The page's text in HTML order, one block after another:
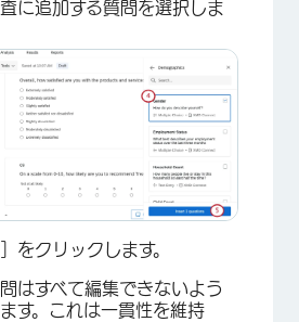
に追加する質問を選択しま
］をクリックします。
はすべて編集できないよう
す。これは一貫性を維持